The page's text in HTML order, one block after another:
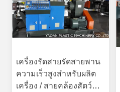
เครื่องรัดสายรัดสายพาน
ความเร็วสูงสำหรับผลิต
เครื่อง / สายคล้องสัตว์